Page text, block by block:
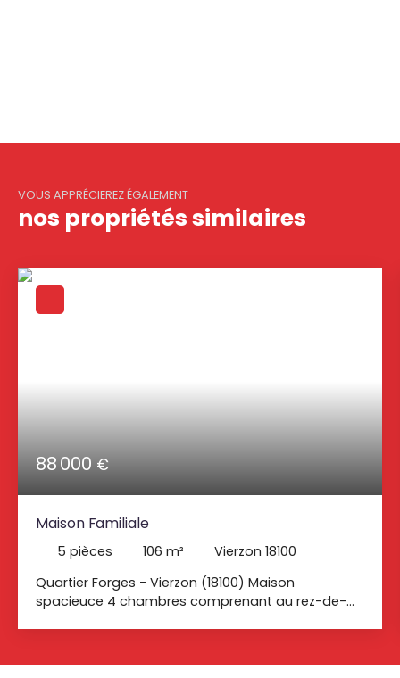
VOUS APPRÉCIEREZ ÉGALEMENT
nos propriétés similaires
88 000 €
Maison Familiale
5 pièces 106 m²
Vierzon 18100
Quartier Forges - Vierzon (18100) Maison
spacieuce 4 chambres comprenant au rez-de-